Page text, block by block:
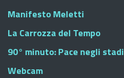
Manifesto Meletti
La Carrozza del Tempo
90° minuto: Pace negli stadi
Webcam